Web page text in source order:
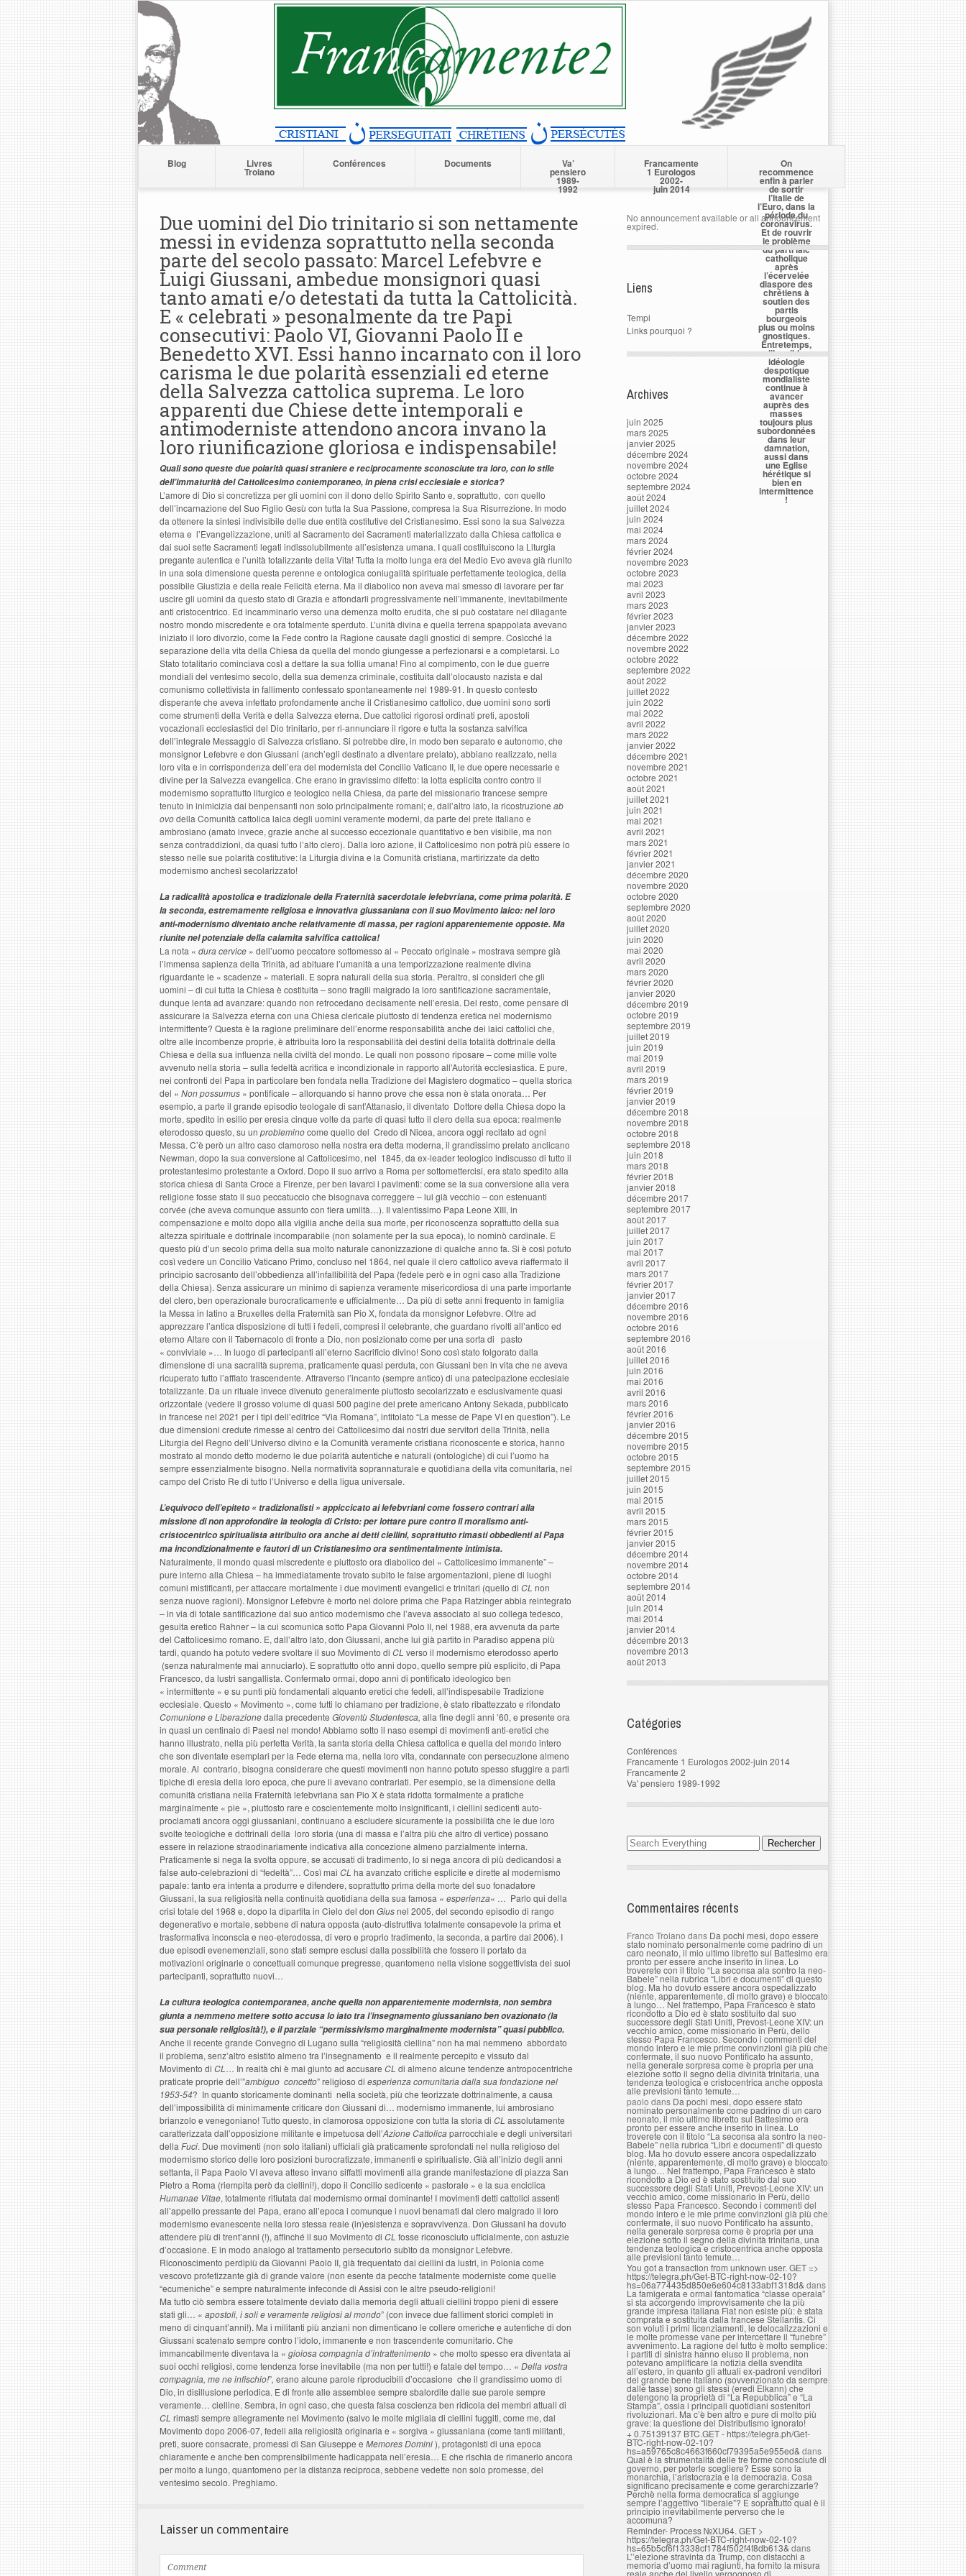
Blog Livres
Troiano
Conférences Documents Va’
pensiero
1989-
1992
Francamente
1 Eurologos
2002-
juin 2014
On
recommence
enfin à parler
de sortir
l’Italie de
l’Euro, dans la
période du
coronavirus.
Et de rouvrir
le problème
du parti laïc
catholique
après
l’écervelée
diaspore des
chrétiens à
soutien des
partis
bourgeois
plus ou moins
gnostiques.
Entretemps,
l’horrible
idéologie
despotique
mondialiste
continue à
avancer
auprès des
masses
toujours plus
subordonnées
dans leur
damnation,
aussi dans
une Eglise
hérétique si
bien en
intermittence
!
Due uomini del Dio trinitario si son nettamente
messi in evidenza soprattutto nella seconda
parte del secolo passato: Marcel Lefebvre e
Luigi Giussani, ambedue monsignori quasi
tanto amati e/o detestati da tutta la Cattolicità.
E « celebrati » pesonalmente da tre Papi
consecutivi: Paolo VI, Giovanni Paolo II e
Benedetto XVI. Essi hanno incarnato con il loro
carisma le due polarità essenziali ed eterne
della Salvezza cattolica suprema. Le loro
apparenti due Chiese dette intemporali e
antimoderniste attendono ancora invano la
loro riunificazione gloriosa e indispensabile!
Quali sono queste due polarità quasi straniere e reciprocamente sconosciute tra loro, con lo stile
dell’immaturità del Cattolicesimo contemporaneo, in piena crisi ecclesiale e storica?
L’amore di Dio si concretizza per gli uomini con il dono dello Spirito Santo e, soprattutto, con quello
dell’incarnazione del Suo Figlio Gesù con tutta la Sua Passione, compresa la Sua Risurrezione. In modo
da ottenere la sintesi indivisibile delle due entità costitutive del Cristianesimo. Essi sono la sua Salvezza
eterna e l’Evangelizzazione, uniti al Sacramento dei Sacramenti materializzato dalla Chiesa cattolica e
dai suoi sette Sacramenti legati indissolubilmente all’esistenza umana. I quali costituiscono la Liturgia
pregante autentica e l’unità totalizzante della Vita! Tutta la molto lunga era del Medio Evo aveva già riunito
in una sola dimensione questa perenne e ontologica coniugalità spirituale perfettamente teologica, della
possibile Giustizia e della reale Felicità eterna. Ma il diabolico non aveva mai smesso di lavorare per far
uscire gli uomini da questo stato di Grazia e affondarli progressivamente nell’immanente, inevitabilmente
anti cristocentrico. Ed incamminarlo verso una demenza molto erudita, che si può costatare nel dilagante
nostro mondo miscredente e ora totalmente sperduto. L’unità divina e quella terrena spappolata avevano
iniziato il loro divorzio, come la Fede contro la Ragione causate dagli gnostici di sempre. Cosìcché la
separazione della vita della Chiesa da quella del mondo giungesse a perfezionarsi e a completarsi. Lo
Stato totalitario cominciava così a dettare la sua follia umana! Fino al compimento, con le due guerre
mondiali del ventesimo secolo, della sua demenza criminale, costituita dall’olocausto nazista e dal
comunismo collettivista in fallimento confessato spontaneamente nel 1989-91. In questo contesto
disperante che aveva infettato profondamente anche il Cristianesimo cattolico, due uomini sono sorti
come strumenti della Verità e della Salvezza eterna. Due cattolici rigorosi ordinati preti, apostoli
vocazionali ecclesiastici del Dio trinitario, per ri-annunciare il rigore e tutta la sostanza salvifica
dell’integrale Messaggio di Salvezza cristiano. Si potrebbe dire, in modo ben separato e autonomo, che
monsignor Lefebvre e don Giussani (anch’egli destinato a diventare prelato), abbiano realizzato, nella
loro vita e in corrispondenza dell’era del modernista del Concilio Vaticano II, le due opere necessarie e
divine per la Salvezza evangelica. Che erano in gravissimo difetto: la lotta esplicita contro contro il
modernismo soprattutto liturgico e teologico nella Chiesa, da parte del missionario francese sempre
tenuto in inimicizia dai benpensanti non solo principalmente romani; e, dall’altro lato, la ricostruzione ab
ovodella Comunità cattolica laica degli uomini veramente moderni, da parte del prete italiano e
ambrosiano (amato invece, grazie anche al successo eccezionale quantitativo e ben visibile, ma non
senza contraddizioni, da quasi tutto l’alto clero). Dalla loro azione, il Cattolicesimo non potrà più essere lo
stesso nelle sue polarità costitutive: la Liturgia divina e la Comunità cristiana, martirizzate da detto
modernismo anchesì secolarizzato!
La radicalità apostolica e tradizionale della Fraternità sacerdotale lefebvriana, come prima polarità. E
la seconda, estremamente religiosa e innovativa giussaniana con il suo Movimento laico: nel loro
anti-modernismo diventato anche relativamente di massa, per ragioni apparentemente opposte. Ma
riunite nel potenziale della calamita salvifica cattolica!
La nota « dura cervice » dell’uomo peccatore sottomesso al « Peccato originale » mostrava sempre già
l’immensa sapienza della Trinità, ad abituare l’umanità a una temporizzazione realmente divina
riguardante le « scadenze » materiali. E sopra naturali della sua storia. Peraltro, si consideri che gli
uomini – di cui tutta la Chiesa è costituita – sono fragili malgrado la loro santificazione sacramentale,
dunque lenta ad avanzare: quando non retrocedano decisamente nell’eresia. Del resto, come pensare di
assicurare la Salvezza eterna con una Chiesa clericale piuttosto di tendenza eretica nel modernismo
intermittente? Questa è la ragione preliminare dell’enorme responsabilità anche dei laici cattolici che,
oltre alle incombenze proprie, è attribuita loro la responsabilità dei destini della totalità dottrinale della
Chiesa e della sua influenza nella civiltà del mondo. Le quali non possono riposare – come mille volte
avvenuto nella storia – sulla fedeltà acritica e incondizionale in rapporto all’Autorità ecclesiastica. E pure,
nei confronti del Papa in particolare ben fondata nella Tradizione del Magistero dogmatico – quella storica
del « Non possumus » pontificale – allorquando si hanno prove che essa non è stata onorata… Per
esempio, a parte il grande episodio teologale di sant’Attanasio, il diventato Dottore della Chiesa dopo la
morte, spedito in esilio per eresia cinque volte da parte di quasi tutto il clero della sua epoca: realmente
eterodosso questo, su un probleminocome quello del Credo di Nicea, ancora oggi recitato ad ogni
Messa. C’è però un altro caso clamoroso nella nostra era detta moderna, il grandissimo prelato anclicano
Newman, dopo la sua conversione al Cattolicesimo, nel 1845, da ex-leader teologico indiscusso di tutto il
protestantesimo protestante a Oxford. Dopo il suo arrivo a Roma per sottomettercisi, era stato spedito alla
storica chiesa di Santa Croce a Firenze, per ben lavarci i pavimenti: come se la sua conversione alla vera
religione fosse stato il suo peccatuccio che bisognava correggere – lui già vecchio – con estenuanti
corvée (che aveva comunque assunto con fiera umiltà…). Il valentissimo Papa Leone XIII, in
compensazione e molto dopo alla vigilia anche della sua morte, per riconoscenza soprattutto della sua
altezza spirituale e dottrinale incomparabile (non solamente per la sua epoca), lo nominò cardinale. E
questo più d’un secolo prima della sua molto naturale canonizzazione di qualche anno fa. Si è così potuto
così vedere un Concilio Vaticano Primo, concluso nel 1864, nel quale il clero cattolico aveva riaffermato il
principio sacrosanto dell’obbedienza all’infallibilità del Papa (fedele però e in ogni caso alla Tradizione
della Chiesa). Senza assicurare un minimo di sapienza veramente misericordiosa di una parte importante
del clero, ben operazionale burocraticamente e ufficialmente… Da più di sette anni frequento in famiglia
la Messa in latino a Bruxelles della Fraternità san Pio X, fondata da monsignor Lefebvre. Oltre ad
apprezzare l’antica disposizione di tutti i fedeli, compresi il celebrante, che guardano rivolti all’antico ed
eterno Altare con il Tabernacolo di fronte a Dio, non posizionato come per una sorta di pasto
« conviviale »… In luogo di partecipanti all’eterno Sacrificio divino! Sono così stato folgorato dalla
dimensione di una sacralità suprema, praticamente quasi perduta, con Giussani ben in vita che ne aveva
ricuperato tutto l’afflato trascendente. Attraverso l’incanto (sempre antico) di una patecipazione ecclesiale
totalizzante. Da un rituale invece divenuto generalmente piuttosto secolarizzato e esclusivamente quasi
orizzontale (vedere il grosso volume di quasi 500 pagine del prete americano Antony Sekada, pubblicato
in francese nel 2021 per i tipi dell’editrice “Via Romana”, intitolato “La messe de Pape VI en question”). Le
due dimensioni credute rimesse al centro del Cattolicesimo dai nostri due servitori della Trinità, nella
Liturgia del Regno dell’Universo divino e la Comunità veramente cristiana riconoscente e storica, hanno
mostrato al mondo detto moderno le due polarità autentiche e naturali (ontologiche) di cui l’uomo ha
sempre essenzialmente bisogno. Nella normatività soprannaturale e quotidiana della vita comunitaria, nel
campo del Cristo Re di tutto l’Universo e della ligua universale.
L’equivoco dell’epiteto « tradizionalisti » appiccicato ai lefebvriani come fossero contrari alla
missione di non approfondire la teologia di Cristo: per lottare pure contro il moralismo anti-
cristocentrico spiritualista attribuito ora anche ai detti ciellini, soprattutto rimasti obbedienti al Papa
ma incondizionalmente e fautori di un Cristianesimo ora sentimentalmente intimista.
Naturalmente, il mondo quasi miscredente e piuttosto ora diabolico del « Cattolicesimo immanente” –
pure interno alla Chiesa – ha immediatamente trovato subito le false argomentazioni, piene di luoghi
comuni mistificanti, per attaccare mortalmente i due movimenti evangelici e trinitari (quello di CL non
senza nuove ragioni). Monsignor Lefebvre è morto nel dolore prima che Papa Ratzinger abbia reintegrato
– in via di totale santificazione dal suo antico modernismo che l’aveva associato al suo collega tedesco,
gesuita eretico Rahner – la cui scomunica sotto Papa Giovanni Polo II, nel 1988, era avvenuta da parte
del Cattolicesimo romano. E, dall’altro lato, don Giussani, anche lui già partito in Paradiso appena più
tardi, quando ha potuto vedere svoltare il suo Movimento di CL verso il modernismo eterodosso aperto
(senza naturalmente mai annuciarlo). E soprattutto otto anni dopo, quello sempre più esplicito, di Papa
Francesco, da lustri sangallista. Confermato ormai, dopo anni di pontificato ideologico ben
« intermittente » e su punti più fondamentali alquanto eretici che fedeli, all’indispesabile Tradizione
ecclesiale. Questo « Movimento », come tutti lo chiamano per tradizione, è stato ribattezzato e rifondato
Comunione e Liberazionedalla precedente Gioventù Studentesca, alla fine degli anni ’60, e presente ora
in quasi un centinaio di Paesi nel mondo! Abbiamo sotto il naso esempi di movimenti anti-eretici che
hanno illustrato, nella più perfetta Verità, la santa storia della Chiesa cattolica e quella del mondo intero
che son diventate esemplari per la Fede eterna ma, nella loro vita, condannate con persecuzione almeno
morale. Al contrario, bisogna considerare che questi movimenti non hanno potuto spesso sfuggire a parti
tipiche di eresia della loro epoca, che pure li avevano contrariati. Per esempio, se la dimensione della
comunità cristiana nella Fraternità lefebvriana san Pio X è stata ridotta formalmente a pratiche
marginalmente « pie », piuttosto rare e coscientemente molto insignificanti, i ciellini sedicenti auto-
proclamati ancora oggi giussaniani, continuano a escludere sicuramente la possibilità che le due loro
svolte teologiche e dottrinali della loro storia (una di massa e l’altra più che altro di vertice) possano
essere in relazione straodinariamente indicativa alla concezione almeno parzialmente interna.
Praticamente si nega la svolta oppure, se accusati di tradimento, lo si nega ancora di più dedicandosi a
false auto-celebrazioni di “fedeltà”… Così mai CL ha avanzato critiche esplicite e dirette al modernismo
papale: tanto era intenta a produrre e difendere, soprattutto prima della morte del suo fonadatore
Giussani, la sua religiosità nella continuità quotidiana della sua famosa « esperienza« … Parlo qui della
crisi totale del 1968 e, dopo la dipartita in Cielo del don Giusnel 2005, del secondo episodio di rango
degenerativo e mortale, sebbene di natura opposta (auto-distruttiva totalmente consapevole la prima et
trasformativa inconscia e neo-eterodossa, di vero e proprio tradimento, la seconda, a partire dal 2006). I
due episodi evenemenziali, sono stati sempre esclusi dalla possibilità che fossero il portato da
motivazioni originarie o concettuali comunque pregresse, quantomeno nella visione soggettivista dei suoi
partecipanti, soprattutto nuovi…
La cultura teologica contemporanea, anche quella non apparentemente modernista, non sembra
giunta a nemmeno mettere sotto accusa lo iato tra l’insegnamento giussaniano ben ovazionato (la
sua personale religiosità!), e il parziale “permissivismo marginalmente modernista” quasi pubblico.
Anche il recente grande Convegno di Lugano sulla “religiosità ciellina” non ha mai nemmeno abbordato
il problema, senz’altro esistito almeno tra l’insegnamento e il realmente percepito e vissuto dal
Movimento di CL … In realtà chi è mai giunto ad accusare CL di almeno alcune tendenze antropocentriche
praticate proprie dell’”ambiguo concetto” religioso di esperienza comunitaria dalla sua fondazione nel
1953-54? In quanto storicamente dominanti nella società, più che teorizzate dottrinalmente, a causa
dell’impossibilità di minimamente criticare don Giussani di… modernismo immanente, lui ambrosiano
brianzolo e venegoniano! Tutto questo, in clamorosa opposizione con tutta la storia di CL assolutamente
caratterizzata dall’opposizione militante e impetuosa dell’Azione Cattolicaparrocchiale e degli universitari
della Fuci. Due movimenti (non solo italiani) ufficiali già praticamente sprofondati nel nulla religioso del
modernismo storico delle loro posizioni burocratizzate, immanenti e spiritualiste. Già all’inizio degli anni
settanta, il Papa Paolo VI aveva atteso invano siffatti movimenti alla grande manifestazione di piazza San
Pietro a Roma (riempita però da ciellini!), dopo il Concilio sedicente « pastorale » e la sua enciclica
Humanae Vitae, totalmente rifiutata dal modernismo ormai dominante! I movimenti detti cattolici assenti
all’appello pressante del Papa, erano all’epoca i comunque i nuovi benamati dal clero malgrado il loro
modernismo evanescente nella loro stessa reale (in)esistenza e sopravvivenza. Don Giussani ha dovuto
attendere più di trent’anni (!), affinché il suo Movimento di CL fosse riconosciuto ufficialmente, con astuzie
d’occasione. E in modo analogo al trattamento persecutorio subìto da monsignor Lefebvre.
Riconoscimento perdipiù da Giovanni Paolo II, già frequentato dai ciellini da lustri, in Polonia come
vescovo profetizzante già di grande valore (non esente da pecche fatalmente moderniste come quelle
“ecumeniche” e sempre naturalmente infeconde di Assisi con le altre pseudo-religioni!
Ma tutto ciò sembra essere totalmente deviato dalla memoria degli attuali ciellini troppo pieni di essere
stati gli… « apostoli, i soli e veramente religiosi al mondo” (con invece due falliment storici completi in
meno di cinquant’anni!). Ma i militanti più anziani non dimenticano le collere omeriche e autentiche di don
Giussani scatenato sempre contro l’idolo, immanente e non trascendente comunitario. Che
immancabilmente diventava la « gioiosa compagnia d’intrattenimento » che molto spesso era diventata ai
suoi occhi religiosi, come tendenza forse inevitabile (ma non per tutti!) e fatale del tempo… « Della vostra
compagnia, me ne infischio!”, erano alcune parole riproducibili d’occasione che il grandissimo uomo di
Dio, in disillusione periodica. E di fronte alle assemblee sempre sbalordite dalle sue parole sempre
veramente… cielline. Sembra, in ogni caso, che questa falsa coscienza ben ridicola dei membri attuali di
CL rimasti sempre allegramente nel Movimento (salvo le molte migliaia di ciellini fuggiti, come me, dal
Movimento dopo 2006-07, fedeli alla religiosità originaria e « sorgiva » giussaniana (come tanti militanti,
preti, suore consacrate, promessi di San Giuseppe e Memores Domini), protagonisti di una epoca
chiaramente e anche ben comprensibilmente hadicappata nell’eresia… E che rischia de rimanerlo ancora
per molto a lungo, quantomeno per la distanza reciproca, sebbene vedette non solo promesse, del
ventesimo secolo. Preghiamo.
Laisser un commentaire
No announcement available or all announcement
expired.
Liens
Tempi
Links pourquoi ?
Archives
juin 2025
mars 2025
janvier 2025
décembre 2024
novembre 2024
octobre 2024
septembre 2024
août 2024
juillet 2024
juin 2024
mai 2024
mars 2024
février 2024
novembre 2023
octobre 2023
mai 2023
avril 2023
mars 2023
février 2023
janvier 2023
décembre 2022
novembre 2022
octobre 2022
septembre 2022
août 2022
juillet 2022
juin 2022
mai 2022
avril 2022
mars 2022
janvier 2022
décembre 2021
novembre 2021
octobre 2021
août 2021
juillet 2021
juin 2021
mai 2021
avril 2021
mars 2021
février 2021
janvier 2021
décembre 2020
novembre 2020
octobre 2020
septembre 2020
août 2020
juillet 2020
juin 2020
mai 2020
avril 2020
mars 2020
février 2020
janvier 2020
décembre 2019
octobre 2019
septembre 2019
juillet 2019
juin 2019
mai 2019
avril 2019
mars 2019
février 2019
janvier 2019
décembre 2018
novembre 2018
octobre 2018
septembre 2018
juin 2018
mars 2018
février 2018
janvier 2018
décembre 2017
septembre 2017
août 2017
juillet 2017
juin 2017
mai 2017
avril 2017
mars 2017
février 2017
janvier 2017
décembre 2016
novembre 2016
octobre 2016
septembre 2016
août 2016
juillet 2016
juin 2016
mai 2016
avril 2016
mars 2016
février 2016
janvier 2016
décembre 2015
novembre 2015
octobre 2015
septembre 2015
juillet 2015
juin 2015
mai 2015
avril 2015
mars 2015
février 2015
janvier 2015
décembre 2014
novembre 2014
octobre 2014
septembre 2014
août 2014
juin 2014
mai 2014
janvier 2014
décembre 2013
novembre 2013
août 2013
Catégories
Conférences
Francamente 1 Eurologos 2002-juin 2014
Francamente 2
Va' pensiero 1989-1992
Commentaires récents
Franco Troiano dans Da pochi mesi, dopo essere
stato nominato personalmente come padrino di un
caro neonato, il mio ultimo libretto sul Battesimo era
pronto per essere anche inserito in linea. Lo
troverete con il titolo “La seconsa ala sontro la neo-
Babele” nella rubrica “Libri e documenti” di questo
blog. Ma ho dovuto essere ancora ospedalizzato
(niente, apparentemente, di molto grave) e bloccato
a lungo… Nel frattempo, Papa Francesco è stato
ricondotto a Dio ed è stato sostituito dal suo
successore degli Stati Uniti, Prevost-Leone XIV: un
vecchio amico, come missionario in Perù, dello
stesso Papa Francesco. Secondo i commenti del
mondo intero e le mie prime convinzioni già più che
confermate, il suo nuovo Pontificato ha assunto,
nella generale sorpresa come è propria per una
elezione sotto il segno della divinità trinitaria, una
tendenza teologica e cristocentrica anche opposta
alle previsioni tanto temute…
paolo dans Da pochi mesi, dopo essere stato
nominato personalmente come padrino di un caro
neonato, il mio ultimo libretto sul Battesimo era
pronto per essere anche inserito in linea. Lo
troverete con il titolo “La seconsa ala sontro la neo-
Babele” nella rubrica “Libri e documenti” di questo
blog. Ma ho dovuto essere ancora ospedalizzato
(niente, apparentemente, di molto grave) e bloccato
a lungo… Nel frattempo, Papa Francesco è stato
ricondotto a Dio ed è stato sostituito dal suo
successore degli Stati Uniti, Prevost-Leone XIV: un
vecchio amico, come missionario in Perù, dello
stesso Papa Francesco. Secondo i commenti del
mondo intero e le mie prime convinzioni già più che
confermate, il suo nuovo Pontificato ha assunto,
nella generale sorpresa come è propria per una
elezione sotto il segno della divinità trinitaria, una
tendenza teologica e cristocentrica anche opposta
alle previsioni tanto temute…
You got a transaction from unknown user. GЕТ =>
https://telegra.ph/Get-BTC-right-now-02-10?
hs=06a774435d850e6e604c8133abf1318d& dans
La famigerata e ormai fantomatica “classe operaia”
si sta accorgendo improvvisamente che la più
grande impresa italiana Fiat non esiste più: è stata
comprata e sostituita dalla francese Stellantis. Ci
son voluti i primi licenziamenti, le delocalizzazioni e
le molte promesse vane per intercettare il “funebre”
avvenimento. La ragione del tutto è molto semplice:
i partiti di sinistra hanno eluso il problema, non
potevano amplificare la notizia della svendita
all’estero, in quanto gli attuali ex-padroni venditori
del grande bene italiano (sovvenzionato da sempre
dalle tasse) sono gli stessi (eredi Elkann) che
detengono la proprietà di “La Repubblica” e “La
Stampa”, ossia i principali quotidiani sostenitori
rivoluzionari. Ma c’è ben altro e pure di molto più
grave: la questione del Distributismo ignorato!
+ 0.75139137 BTC.GET - https://telegra.ph/Get-
BTC-right-now-02-10?
hs=a59765c8c4663f660cf79395a5e955ed& dans
Qual è la strumentalità delle tre forme conosciute di
governo, per poterle scegliere? Esse sono la
monarchia, l’aristocrazia e la democrazia. Cosa
significano precisamente e come gerarchizzarle?
Perchè nella forma democratica si aggiunge
sempre l’aggettivo “liberale”? E soprattutto qual è il
principio inevitabilmente perverso che le
accomuna?
Reminder- Process №XU64. GET >
https://telegra.ph/Get-BTC-right-now-02-10?
hs=65b5cf6f13338cf1784f502f4f8db613& dans
L’’elezione stravinta da Trump, con distacchi a
memoria d’uomo mai ragiunti, ha fornito la misura
reale anche del livello vergognoso di